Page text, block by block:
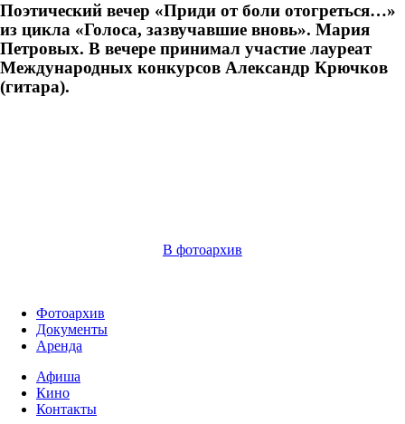
Поэтический вечер «Приди от боли отогреться…»
из цикла «Голоса, зазвучавшие вновь». Мария
Петровых. В вечере принимал участие лауреат
Международных конкурсов Александр Крючков
(гитара).
В фотоархив
Фотоархив
Документы
Аренда
Афиша
Кино
Контакты